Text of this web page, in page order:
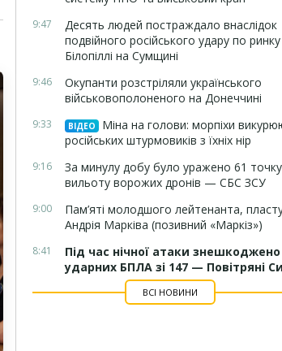
9:47
Десять людей постраждало внаслідок
подвійного російського удару по
Білопіллі на Сумщині
9:46
Окупанти розстріляли українського
військовополоненого на Донеччині
9:33 ВІДЕО
Міна на голови: морпіхи
російських штурмовиків з їхніх нір
9:16
За минулу добу було уражено 61 точку
вильоту ворожих дронів — СБС ЗСУ
9:00
Пам’яті молодшого лейтенанта,
Андрія Марківа (позивний «Маркіз»)
8:41
Під час нічної атаки знешкоджено
ударних БПЛА зі 147 — Повітряні
ВСІ НОВИНИ